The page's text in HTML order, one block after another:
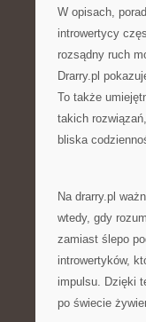
W opisach,
introwertycy
rozsądny ruch
Drarry.pl
To także
takich
bliska
Na drarry.pl
wtedy, gdy
zamiast ślepo
introwertyków,
impulsu. Dzięki
po świecie